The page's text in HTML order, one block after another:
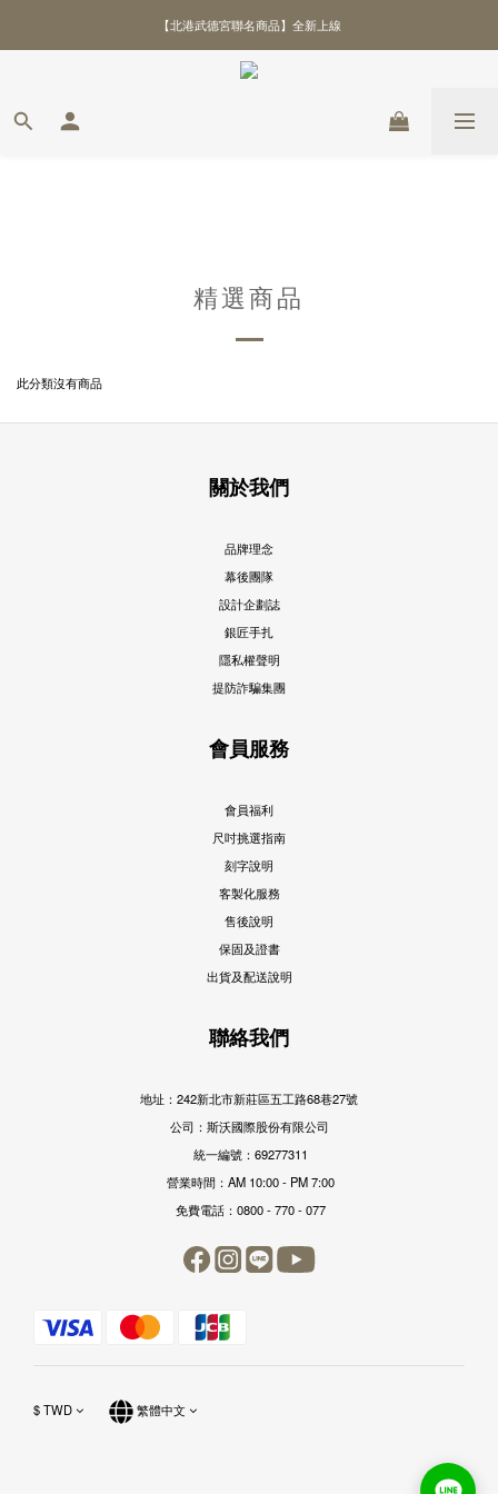
\ 全館優惠88折！滿額再贈好禮 /
【北港武德宮聯名商品】全新上線
\ 全館優惠88折！滿額再贈好禮 /
精選商品
此分類沒有商品
關於我們
品牌理念
幕後團隊
設計企劃誌
銀匠手扎
隱私權聲明
提防詐騙集團
會員服務
會員福利
尺吋挑選指南
刻字說明
客製化服務
售後說明
保固及證書
出貨及配送說明
聯絡我們
地址：242新北市新莊區五工路68巷27號
公司：斯沃國際股份有限公司
統一編號：69277311
營業時間：AM 10:00 - PM 7:00
免費電話：0800 - 770 - 077
$TWD 繁體中文